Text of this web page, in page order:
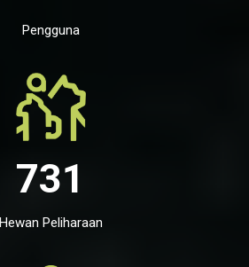
Pengguna
731
Hewan Peliharaan